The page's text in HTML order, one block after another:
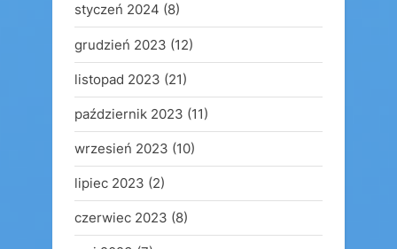
styczeń 2024 (8)
grudzień 2023 (12)
listopad 2023 (21)
październik 2023 (11)
wrzesień 2023 (10)
lipiec 2023 (2)
czerwiec 2023 (8)